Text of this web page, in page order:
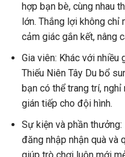
hợp bạn bè, cùng nhau
lớn. Thắng lợi không
cảm giác gắn kết, nâng
Gia viên: Khác với nhiều
Thiếu Niên Tây Du bổ
bạn có thể trang trí,
gián tiếp cho đội hình.
Sự kiện và phần
đăng nhập nhận quà và
giúp trò chơi luôn mới